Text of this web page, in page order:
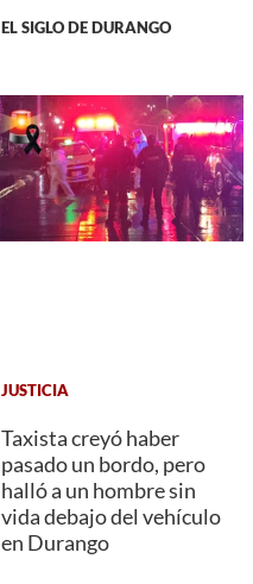
EL SIGLO DE DURANGO
JUSTICIA
Taxista creyó haber
pasado un bordo, pero
halló a un hombre sin
vida debajo del vehículo
en Durango